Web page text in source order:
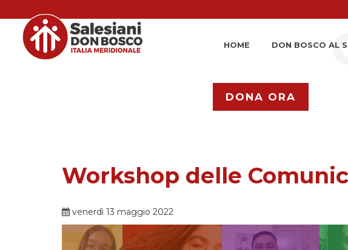
HOME DON BOSCO AL
DONA ORA
Workshop delle
venerdì 13 maggio 2022